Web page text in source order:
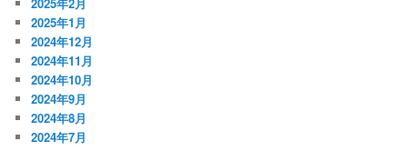
2025年2月
2025年1月
2024年12月
2024年11月
2024年10月
2024年9月
2024年8月
2024年7月